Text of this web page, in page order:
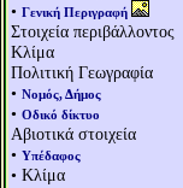
• Γενική Περιγραφή
Στοιχεία περιβάλλοντος
Κλίμα
Πολιτική Γεωγραφία
• Νομός, Δήμος
• Οδικό δίκτυο
Αβιοτικά στοιχεία
• Υπέδαφος
• Κλίμα